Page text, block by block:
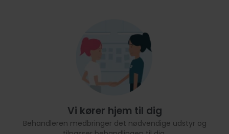
Vi kører hjem til dig
Behandleren medbringer det nødvendige udstyr og